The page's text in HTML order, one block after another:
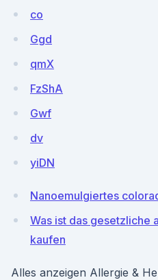
co
Ggd
qmX
FzShA
Gwf
dv
yiDN
Nanoemulgiertes
Was ist das gesetzliche
kaufen
Alles anzeigen Allergie &